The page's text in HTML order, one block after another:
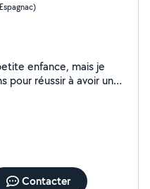
enfance, mais je
pour réussir à avoir un
mes différents emplois.
et
de vos loulous si
Contacter